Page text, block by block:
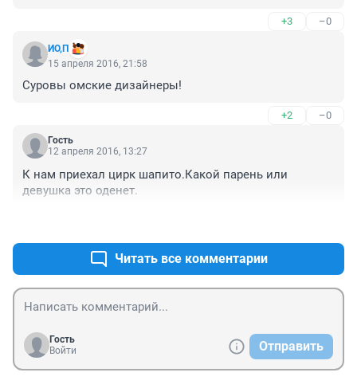
+3 –0
ИО,П
15 апреля 2016, 21:58
Суровы омские дизайнеры!
+2 –0
Гость
12 апреля 2016, 13:27
К нам приехал цирк шапито.Какой парень или
девушка это оденет.
Читать все комментарии
Гость
Войти
Отправить